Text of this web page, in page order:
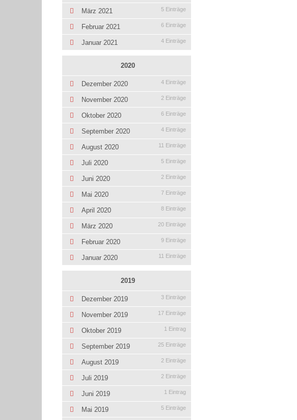
März 2021 5 Einträge
Februar 2021 6 Einträge
Januar 2021 4 Einträge
2020
Dezember 2020 4 Einträge
November 2020 2 Einträge
Oktober 2020 6 Einträge
September 2020 4 Einträge
August 2020 11 Einträge
Juli 2020 5 Einträge
Juni 2020 2 Einträge
Mai 2020 7 Einträge
April 2020 8 Einträge
März 2020 20 Einträge
Februar 2020 9 Einträge
Januar 2020 11 Einträge
2019
Dezember 2019 3 Einträge
November 2019 17 Einträge
Oktober 2019 1 Eintrag
September 2019 25 Einträge
August 2019 2 Einträge
Juli 2019 2 Einträge
Juni 2019 1 Eintrag
Mai 2019 5 Einträge